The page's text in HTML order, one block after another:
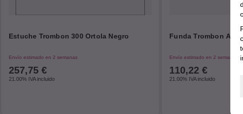
Estuche Trombon 300 Ortola Negro
Envío estimado en 2 semanas
257,75 €
21.00% IVA incluido
Funda Trombon Alto
Envío estimado en 2 semanas
110,22 €
21.00% IVA incluido